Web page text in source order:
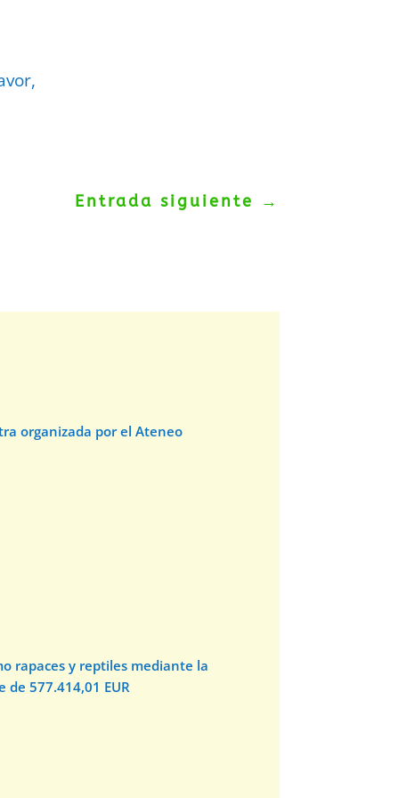
Entrada siguiente →
organizada por el Ateneo
rapaces y reptiles mediante la
577.414,01 EUR